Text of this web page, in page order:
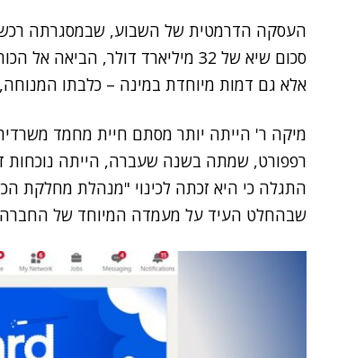
העסקה הדרמטית של השבוע, שבמסגרתה
סכום שיא של 32 מיליארד דולר, הביאה אל הכותרות לא רק את מייסד החברה ומנכ"לה,
אלא גם דמות מיוחדת במינה – כלבתו המנוחה,
מיקה ר' הייתה יותר מסתם חיית מחמד
רפפורט, שמתה בשנה שעברה, הייתה נוכחות
שבהחלט העיד על מעמדה המיוחד של